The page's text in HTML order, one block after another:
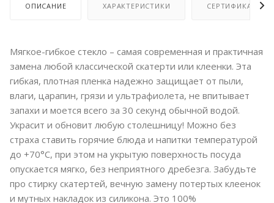
ОПИСАНИЕ ХАРАКТЕРИСТИКИ СЕРТИФИКАТ
Мягкое-гибкое стекло – самая современная и практичная
замена любой классической скатерти или клеенки. Эта
гибкая, плотная пленка надежно защищает от пыли,
влаги, царапин, грязи и ультрафиолета, не впитывает
запахи и моется всего за 30 секунд обычной водой.
Украсит и обновит любую столешницу! Можно без
страха ставить горячие блюда и напитки температурой
до +70°C, при этом на укрытую поверхность посуда
опускается мягко, без неприятного дребезга. Забудьте
про стирку скатертей, вечную замену потертых клеенок
и мутных накладок из силикона. Это 100%